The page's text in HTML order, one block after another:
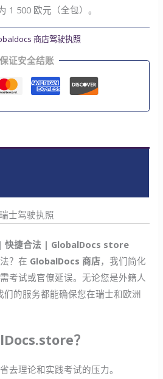
1 500 欧元（全包）。
商店驾驶执照
保证安全结账
瑞士驾驶执照
快捷合法 | GlobalDocs store
？在 GlobalDocs 商店，我们简化
考试或官僚延误。无论您是外籍人
的服务都能确保您在瑞士和欧洲
？
去理论和实践考试的压力。